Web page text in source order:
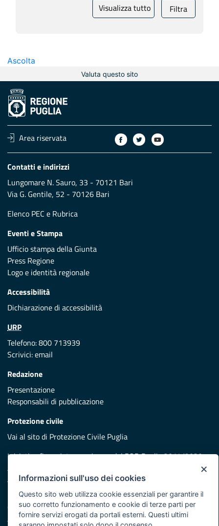
Visualizza tutto Filtra
Ascolta
Valuta questo sito
Area riservata
Contatti e indirizzi
Lungomare N. Sauro, 33 - 70121 Bari
Via G. Gentile, 52 - 70126 Bari
Elenco PEC e Rubrica
Eventi e Stampa
Ufficio stampa della Giunta
Press Regione
Logo e identità regionale
Accessibilità
Dichiarazione di accessibilità
URP
Telefono: 800 713939
Scrivici:email
Redazione
Presentazione
Responsabili di pubblicazione
Protezione civile
Vai al sito di Protezione Civile Puglia
Iniziativa finanziata con risorse del POR Puglia 2014/2020 -
Asse XI
Note legali
Cookie e privacy
Atti di notifica
×
Informazioni sull'uso dei cookies
Questo sito web utilizza cookie essenziali per garantire il
suo corretto funzionamento e cookie di terze parti per
fornire servizi erogati da portali esterni. Questi ultimi